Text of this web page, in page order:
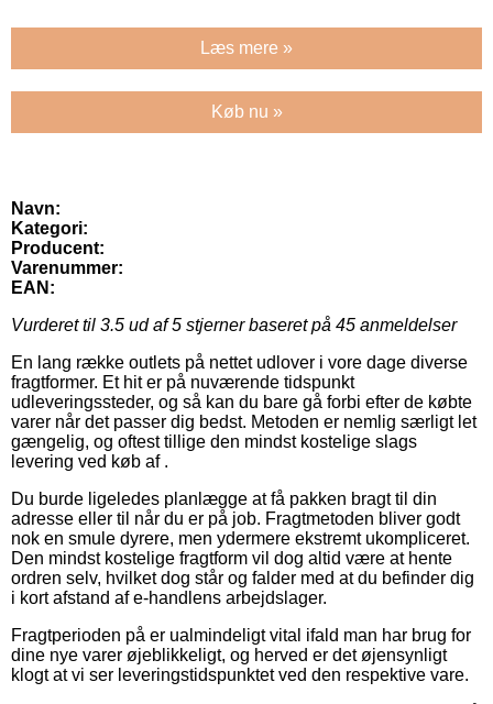
Læs mere »
Køb nu »
Navn:
Kategori:
Producent:
Varenummer:
EAN:
Vurderet til 3.5 ud af 5 stjerner baseret på 45 anmeldelser
En lang række outlets på nettet udlover i vore dage diverse
fragtformer. Et hit er på nuværende tidspunkt
udleveringssteder, og så kan du bare gå forbi efter de købte
varer når det passer dig bedst. Metoden er nemlig særligt let
gængelig, og oftest tillige den mindst kostelige slags
levering ved køb af .
Du burde ligeledes planlægge at få pakken bragt til din
adresse eller til når du er på job. Fragtmetoden bliver godt
nok en smule dyrere, men ydermere ekstremt ukompliceret.
Den mindst kostelige fragtform vil dog altid være at hente
ordren selv, hvilket dog står og falder med at du befinder dig
i kort afstand af e-handlens arbejdslager.
Fragtperioden på er ualmindeligt vital ifald man har brug for
dine nye varer øjeblikkeligt, og herved er det øjensynligt
klogt at vi ser leveringstidspunktet ved den respektive vare.